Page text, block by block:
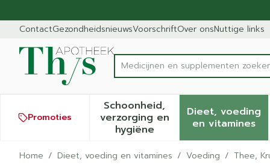
ContactGezondheidsnieuwsVoorschriftOver onsNuttige links
Product, merk, categorie...
M
Promoties
Schoonheid,
verzorging en
hygiëneToon submenu voor
Dieet, voeding
en vitamines
Toon
Home / Dieet, voeding en vitamines / Voeding / Thee,